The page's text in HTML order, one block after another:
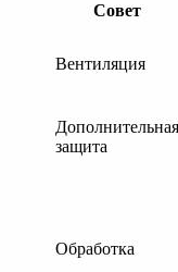
Совет
Вентиляция
Дополнительная
защита
Обработка